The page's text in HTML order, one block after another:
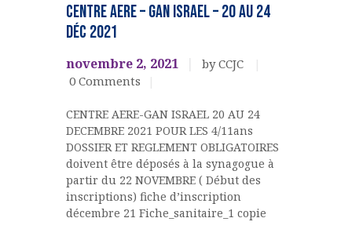
LOCATION DE SALLE
CONTACT
ADHÉSION
ACQUISITION DU
DONS
CENTRE AERE – GAN ISRAEL – 20 au 24
déc 2021
novembre 2, 2021
by CCJC
0 Comments
CENTRE AERE-GAN ISRAEL 20 AU 24
DECEMBRE 2021 POUR LES 4/11ans
DOSSIER ET REGLEMENT OBLIGATOIRES
doivent être déposés à la synagogue à
partir du 22 NOVEMBRE ( Début des
inscriptions) fiche d’inscription
décembre 21 Fiche_sanitaire_1 copie